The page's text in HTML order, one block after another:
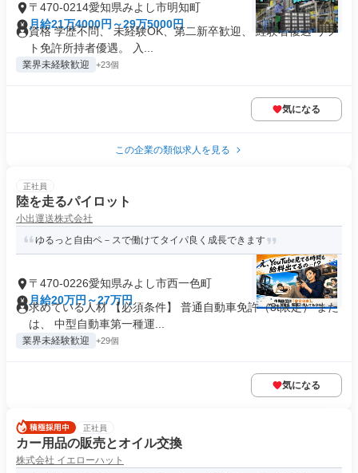
〒470-0214愛知県みよし市明知町
月給21万4000円～29万5000円
資格 学歴不問、 未経験OK、第二新卒歓迎、 経験者優遇 リフ
ト免許所持者優遇。 入...
業界未経験歓迎 +23個
気になる
この企業の類似求人を見る
正社員
陸を走るパイロット
小出運送株式会社
ゆるっと自由ペ－スで働けてタイパ良く成長できます
〒470-0226愛知県みよし市西一色町
月給20万円～27万円
求めている人材 【必須条件】 普通自動車免許（8t限定） また
は、 中型自動車第一種運...
業界未経験歓迎 +29個
気になる
正社員
カー用品の販売とオイル交換
株式会社 イエローハット